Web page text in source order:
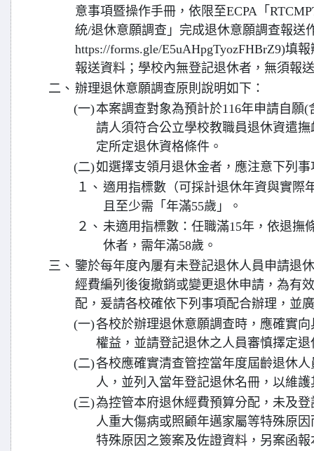
意事項暨操作手冊，依限至ECPA「
統/退休意願調查」完成退休意願調查報送
https://forms.gle/E5uAHpgTyozFHBrZ9)填
報送資料；學校內無登記退休者，無須報
二、 辦理退休意願調查原則說明如下：
(一)本案調查對象為預計於116年申請自願
請人須符合公立學校教職員退休資遣
定所定退休資格條件。
(二)如選擇支領月退休金者，應注意下列事
１、 適用指標數（可採計退休年資與實際
且至少需「年滿55歲」。
２、 未適用指標數：任職滿15年，依退撫
休者，需年滿58歲。
三、 鑒於每年度內屢有未登記退休人員申請退
經費編列後復撤銷或變更退休申請，為有
配，爰請各校確依下列事項配合辦理，並
(一)各校於辦理退休意願調查時，應確實
權益，並請登記退休之人員審慎擇定
(二)各校應確實清查管控當年度屆齡退休
人，並列入當年登記退休名冊，以維護
(三)為控管本府退休經費預算分配，未及
人重大傷病或照顧年邁家屬等特殊原
特殊原因之簽案及佐證資料，另案函